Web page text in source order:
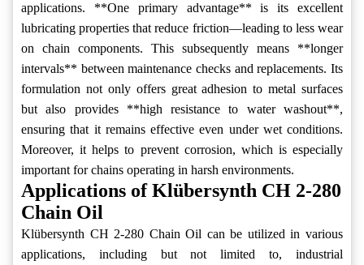
applications. **One primary advantage** is its excellent
lubricating properties that reduce friction—leading to less wear
on chain components. This subsequently means **longer
intervals** between maintenance checks and replacements. Its
formulation not only offers great adhesion to metal surfaces
but also provides **high resistance to water washout**,
ensuring that it remains effective even under wet conditions.
Moreover, it helps to prevent corrosion, which is especially
important for chains operating in harsh environments.
Applications of Klübersynth CH 2-280
Chain Oil
Klübersynth CH 2-280 Chain Oil can be utilized in various
applications, including but not limited to, industrial